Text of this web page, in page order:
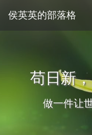
侯英英的部落格
苟日新
做一件让